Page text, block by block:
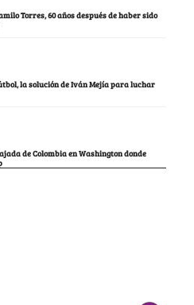
Torres, 60 años después de haber sido
la solución de Iván Mejía para luchar
de Colombia en Washington donde